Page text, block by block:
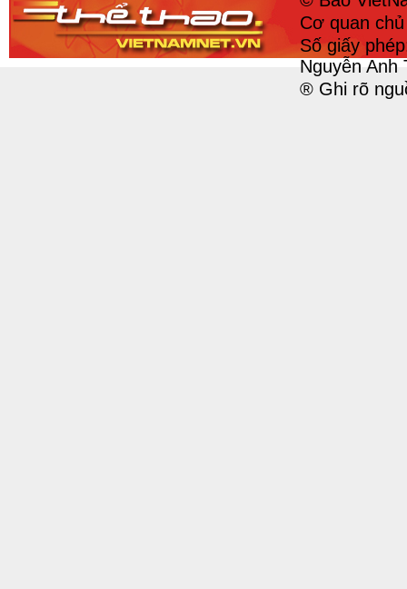
Cơ quan
Số giấy
Nguyễn Anh
® Ghi rõ